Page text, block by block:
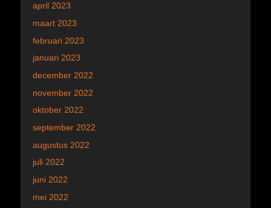
april 2023
maart 2023
februari 2023
januari 2023
december 2022
november 2022
oktober 2022
september 2022
augustus 2022
juli 2022
juni 2022
mei 2022